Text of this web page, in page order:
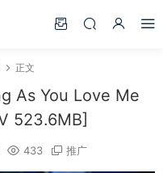
正文
As You Love Me
523.6MB]
433 推广